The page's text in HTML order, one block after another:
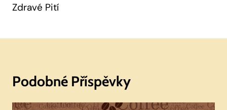
Zdravé Pití
Podobné Příspěvky